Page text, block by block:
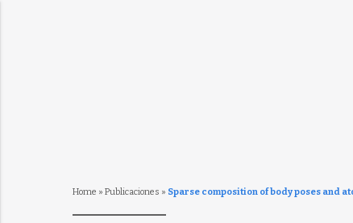
Home » Publicaciones » Sparse composition of body poses and